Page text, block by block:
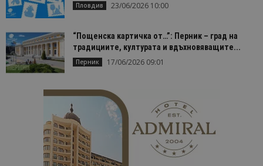
Пловдив 23/06/2026 10:00
“Пощенска картичка от…”: Перник – град на
традициите, културата и вдъхновяващите...
Перник 17/06/2026 09:01
Име
Доставчик
cookie_notice_accepted
lisandraramos.com
bgtourism.bg